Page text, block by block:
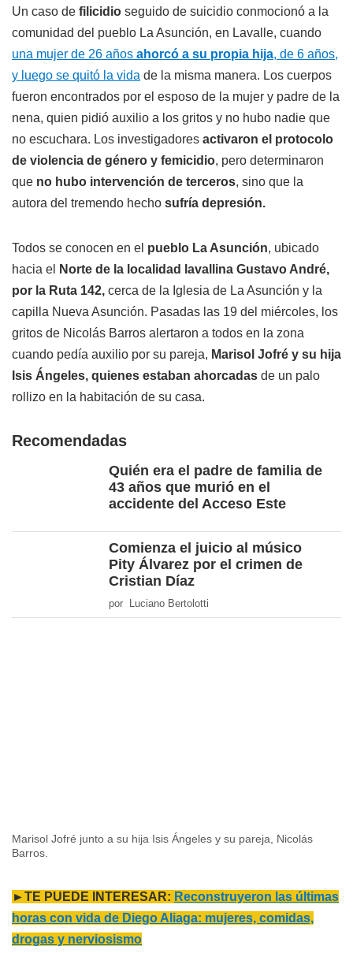
Un caso de filicidio seguido de suicidio conmocionó a la
comunidad del pueblo La Asunción, en Lavalle, cuando
una mujer de 26 años ahorcó a su propia hija, de 6 años,
y luego se quitó la vida de la misma manera. Los cuerpos
fueron encontrados por el esposo de la mujer y padre de la
nena, quien pidió auxilio a los gritos y no hubo nadie que
no escuchara. Los investigadores activaron el protocolo
de violencia de género y femicidio, pero determinaron
que no hubo intervención de terceros, sino que la
autora del tremendo hecho sufría depresión.
Todos se conocen en el pueblo La Asunción, ubicado
hacia el
Norte de la localidad lavallina Gustavo André,
por la Ruta 142, cerca de la Iglesia de La Asunción y la
capilla Nueva Asunción. Pasadas las 19 del miércoles, los
gritos de Nicolás Barros alertaron a todos en la zona
cuando pedía auxilio por su pareja, Marisol Jofré y su hija
Isis Ángeles, quienes estaban ahorcadas de un palo
rollizo en la habitación de su casa.
Recomendadas
Quién era el padre de familia de
43 años que murió en el
accidente del Acceso Este
Comienza el juicio al músico
Pity Álvarez por el crimen de
Cristian Díaz
por Luciano Bertolotti
Marisol Jofré junto a su hija Isis Ángeles y su pareja, Nicolás
Barros.
►TE PUEDE INTERESAR: Reconstruyeron las últimas
horas con vida de Diego Aliaga: mujeres, comidas,
drogas y nerviosismo